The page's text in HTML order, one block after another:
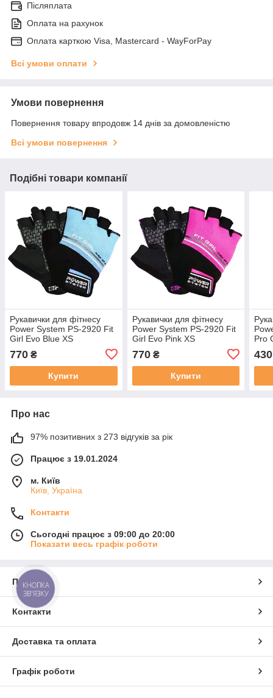
Післяплата
Оплата на рахунок
Оплата карткою Visa, Mastercard - WayForPay
Всі умови оплати
Умови повернення
Повернення товару впродовж 14 днів за домовленістю
Всі умови повернення
Подібні товари компанії
Рукавички для фітнесу
Power System PS-2920 Fit
Girl Evo Blue XS
770 ₴
Купити
Рукавички для фітнесу
Power System PS-2920 Fit
Girl Evo Pink XS
770₴
Купити
Pro
430
Про нас
97% позитивних з 273 відгуків за рік
Працює з 19.01.2024
м. Київ
Київ, Україна
Контакти
Сьогодні працює з 09:00 до 20:00
Показати весь графік роботи
Про нас
Контакти
Доставка та оплата
Графік роботи
КНОПКА
ЗВ'ЯЗКУ